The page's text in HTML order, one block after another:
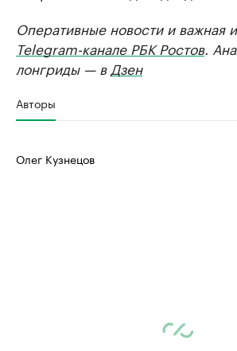
Оперативные новости и важная
Telegram-канале РБК Ростов.
лонгриды — в Дзен
Авторы
Олег Кузнецов